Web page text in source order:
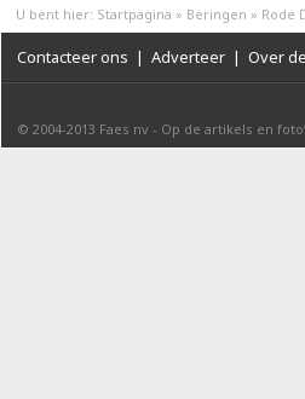
U bent hier: Startpagina » Beringen » Rode
Contacteer ons | Adverteer | Over
© 2004-2013 Faes nv - Op de artikels en